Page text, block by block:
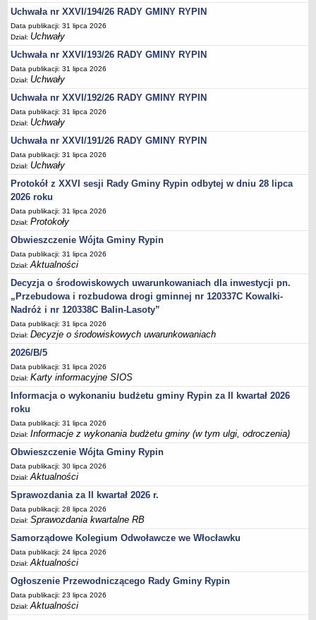
Ogłoszenia o naborze na wolne stanowiska urzędnicze
Lista kandydatów spełniających wymagania formalne w naborach na
wolne stanowiska urzędnicze
Wyniki naboru na wolne stanowiska urzędnicze
Petycje
Sygnaliści
Galeria
Raporty o stanie dostępności
Wnioski
WŁADZE I STRUKTURA
Struktura organizacyjna
Rada gminy
Wójt
Urząd gminy
Jednostki organizacyjne, GOPS, Instytucja kultury, OSP
Jednostki pomocnicze - sołectwa
Plan pracy komisji rewizyjnej
Sesje Rady Gminy Rypin
PRAWO LOKALNE
Statut
Strategia rozwoju
Uchwały
Projekty uchwał
Protokoły
Imienne wykazy głosowań radnych
Postać dokumentów
Akty Prawne, Dzienniki Ustaw, Monitory Polskie
Prawo miejscowe
Zarządzenia
Studium uwarunkowań i kierunków zagospodarowania
przestrzennego
Dane przestrzenne - MPZP
Stałe obwody głosowania, numery, granice oraz siedziby
obwodowych komisji wyborczych, opis granic okręgów wyborczych
Plan ogólny gminy Rypin
Uchwała nr XXVI/194/26 RADY GMINY RYPIN
Data publikacji: 31 lipca 2026
Dział: Uchwały
Uchwała nr XXVI/193/26 RADY GMINY RYPIN
Data publikacji: 31 lipca 2026
Dział: Uchwały
Uchwała nr XXVI/192/26 RADY GMINY RYPIN
Data publikacji: 31 lipca 2026
Dział: Uchwały
Uchwała nr XXVI/191/26 RADY GMINY RYPIN
Data publikacji: 31 lipca 2026
Dział: Uchwały
Protokół z XXVI sesji Rady Gminy Rypin odbytej w dniu 28 lipca
2026 roku
Data publikacji: 31 lipca 2026
Dział:Protokoły
Obwieszczenie Wójta Gminy Rypin
Data publikacji: 31 lipca 2026
Dział:Aktualności
Decyzja o środowiskowych uwarunkowaniach dla inwestycji pn.
„Przebudowa i rozbudowa drogi gminnej nr 120337C Kowalki-
Nadróż i nr 120338C Balin-Lasoty”
Data publikacji: 31 lipca 2026
Dział:Decyzje o środowiskowych uwarunkowaniach
2026/B/5
Data publikacji: 31 lipca 2026
Dział:Karty informacyjne SIOS
Informacja o wykonaniu budżetu gminy Rypin za II kwartał 2026
roku
Data publikacji: 31 lipca 2026
Dział:Informacje z wykonania budżetu gminy (w tym ulgi, odroczenia)
Obwieszczenie Wójta Gminy Rypin
Data publikacji: 30 lipca 2026
Dział:Aktualności
Sprawozdania za II kwartał 2026 r.
Data publikacji: 28 lipca 2026
Dział:Sprawozdania kwartalne RB
Samorządowe Kolegium Odwoławcze we Włocławku
Data publikacji: 24 lipca 2026
Dział:Aktualności
Ogłoszenie Przewodniczącego Rady Gminy Rypin
Data publikacji: 23 lipca 2026
Dział:Aktualności